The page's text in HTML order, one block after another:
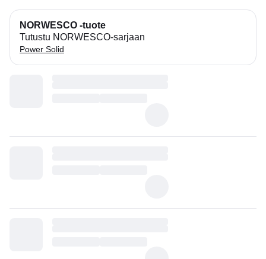
NORWESCO -tuote
Tutustu NORWESCO-sarjaan
Power Solid